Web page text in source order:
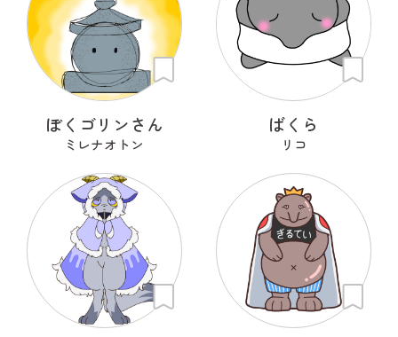
ぼくゴリンさん
ミレナオトン
ばくら
リコ